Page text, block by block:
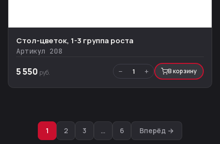
Стол-цветок, 1-3 группа роста
Артикул 208
5 550 руб. − 1 + В корзину
Навигация
1 2 3 … 6 Вперёд →